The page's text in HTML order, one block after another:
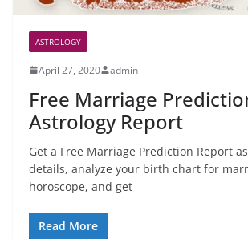
ASTROLOGY
April 27, 2020 admin
Free Marriage
Astrology Report
Get a Free Marriage Prediction Report
details, analyze your birth chart for
horoscope, and get
Read More